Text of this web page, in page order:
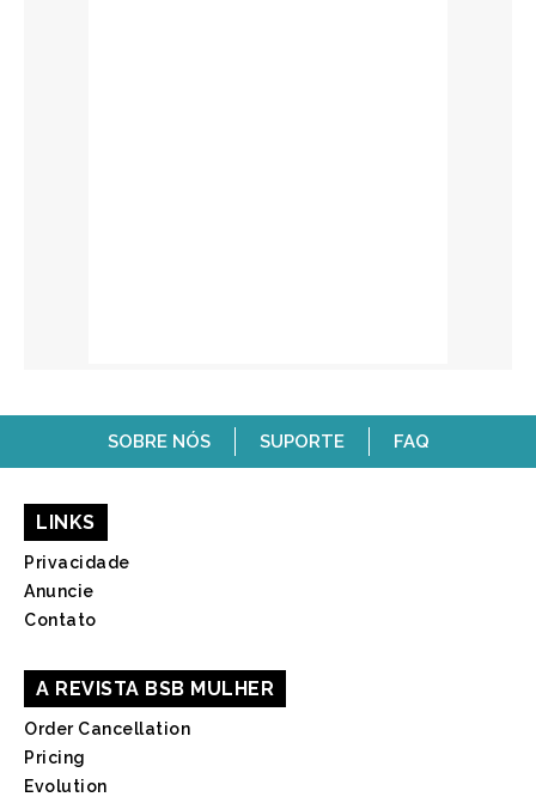
SOBRE NÓS SUPORTE FAQ
LINKS
Privacidade
Anuncie
Contato
A REVISTA BSB MULHER
Order Cancellation
Pricing
Evolution